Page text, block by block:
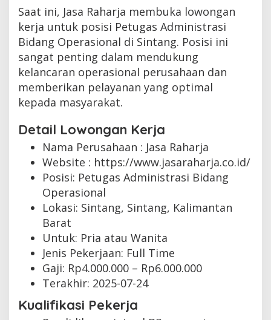
Saat ini, Jasa Raharja membuka lowongan
kerja untuk posisi Petugas Administrasi
Bidang Operasional di Sintang. Posisi ini
sangat penting dalam mendukung
kelancaran operasional perusahaan dan
memberikan pelayanan yang optimal
kepada masyarakat.
Detail Lowongan Kerja
Nama Perusahaan : Jasa Raharja
Website : https://www.jasaraharja.co.id/
Posisi: Petugas Administrasi Bidang
Operasional
Lokasi: Sintang, Sintang, Kalimantan
Barat
Untuk: Pria atau Wanita
Jenis Pekerjaan: Full Time
Gaji: Rp4.000.000 – Rp6.000.000
Terakhir: 2025-07-24
Kualifikasi Pekerja